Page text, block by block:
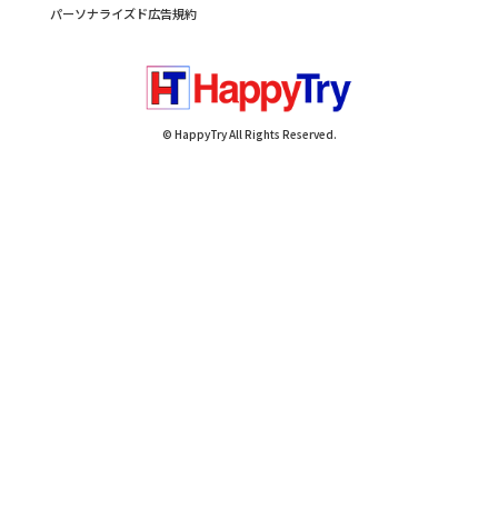
パーソナライズド広告規約
© HappyTry All Rights Reserved.